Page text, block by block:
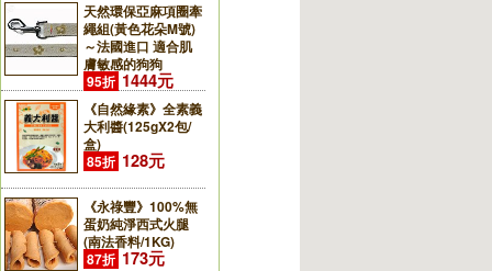
天然環保亞麻項圈牽
繩組(黃色花朵M號)
～法國進口 適合肌
膚敏感的狗狗
95折 1444元
《自然緣素》全素義
大利醬(125gX2包/
盒)
85折 128元
《永祿豐》100%無
蛋奶純淨西式火腿
(南法香料/1KG)
87折 173元